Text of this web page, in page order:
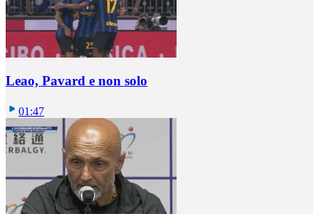
Leao, Pavard e non solo
01:47